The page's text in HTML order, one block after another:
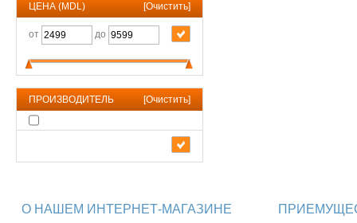
ЦЕНА (MDL) [Очистить]
от до
ПРОИЗВОДИТЕЛЬ [Очистить]
О НАШЕМ ИНТЕРНЕТ-МАГАЗИНЕ